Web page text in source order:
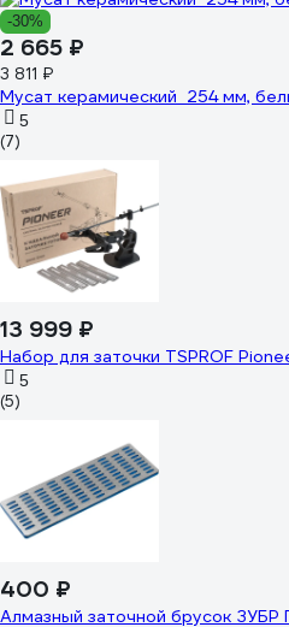
-30%
2 665 ₽
3 811 ₽
Мусат керамический 254 мм,
5
(7)
13 999 ₽
Набор для заточки TSPROF
5
(5)
400 ₽
Алмазный заточной брусок ЗУБР